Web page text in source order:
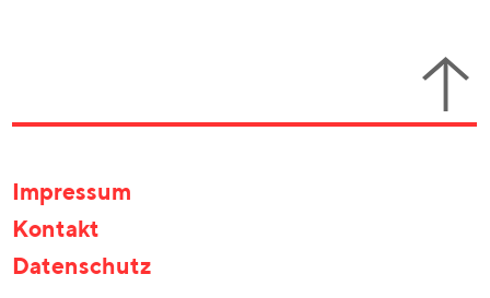
Impressum
Kontakt
Datenschutz